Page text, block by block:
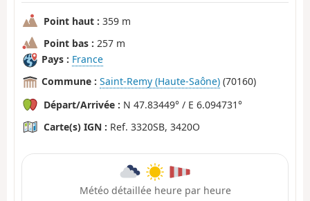
Point haut : 359 m
Point bas : 257 m
Pays : France
Commune : Saint-Remy (Haute-Saône) (70160)
Départ/Arrivée : N 47.83449° / E 6.094731°
Carte(s) IGN : Ref. 3320SB, 3420O
Météo détaillée heure par heure